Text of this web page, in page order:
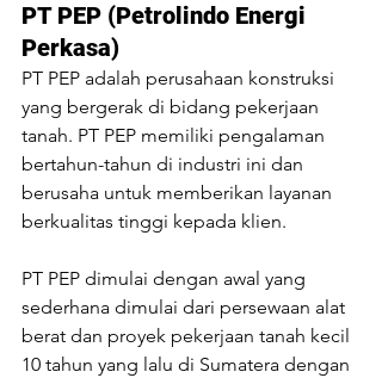
PT PEP (Petrolindo Energi
Perkasa)
PT PEP adalah perusahaan konstruksi
yang bergerak di bidang pekerjaan
tanah. PT PEP memiliki pengalaman
bertahun-tahun di industri ini dan
berusaha untuk memberikan layanan
berkualitas tinggi kepada klien.
PT PEP dimulai dengan awal yang
sederhana dimulai dari persewaan alat
berat dan proyek pekerjaan tanah kecil
10 tahun yang lalu di Sumatera dengan